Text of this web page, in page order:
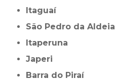
Itaguaí
São Pedro da Aldeia
Itaperuna
Japeri
Barra do Piraí